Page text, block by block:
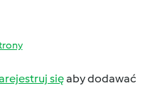
sięaby dodawać